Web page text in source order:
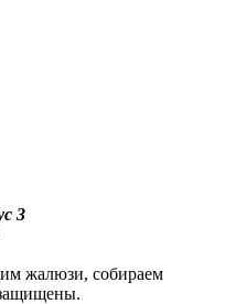
3
жалюзи, собираем